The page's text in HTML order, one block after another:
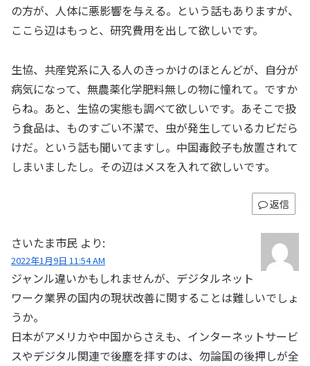
の方が、人体に悪影響を与える。という話もありますが、
ここら辺はもっと、研究費用を出して欲しいです。
生協、共産党系に入る人のきっかけのほとんどが、自分が
病気になって、無農薬化学肥料無しの物に憧れて。ですか
らね。あと、生協の実態も調べて欲しいです。あそこで扱
う食品は、ものすごい不潔で、虫が発生しているカビだら
けだ。という話も聞いてますし。中国毒餃子も放置されて
しまいましたし。その辺はメスを入れて欲しいです。
返信
さいたま市民 より:
2022年1月9日 11:54 AM
ジャンル違いかもしれませんが、デジタルネット
ワーク業界の国内の現状改善に関することは難しいでしょ
うか。
日本がアメリカや中国からさえも、インターネットサービ
スやデジタル関連で後塵を拝すのは、勿論国の後押しが全